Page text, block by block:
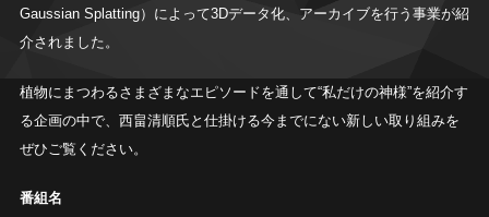
Gaussian Splatting）によって3Dデータ化、アーカイブを行う事業が紹
介されました。
植物にまつわるさまざまなエピソードを通して“私だけの神様”を紹介す
る企画の中で、西畠清順氏と仕掛ける今までにない新しい取り組みを
ぜひご覧ください。
番組名